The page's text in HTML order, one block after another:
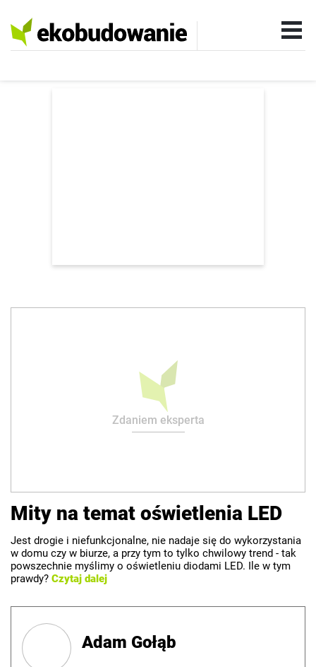
Zdaniem eksperta
Mity na temat oświetlenia LED
Jest drogie i niefunkcjonalne, nie nadaje się do wykorzystania
w domu czy w biurze, a przy tym to tylko chwilowy trend - tak
powszechnie myślimy o oświetleniu diodami LED. Ile w tym
prawdy? Czytaj dalej
Adam Gołąb